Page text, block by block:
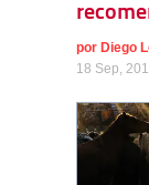
por Diego
18 Sep,